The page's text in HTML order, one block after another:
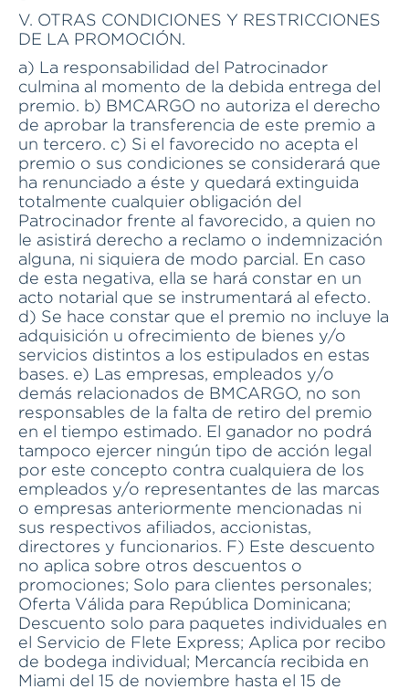
V. OTRAS CONDICIONES Y RESTRICCIONES
DE LA PROMOCIÓN.
a) La responsabilidad del Patrocinador
culmina al momento de la debida entrega del
premio. b) BMCARGO no autoriza el derecho
de aprobar la transferencia de este premio a
un tercero. c) Si el favorecido no acepta el
premio o sus condiciones se considerará que
ha renunciado a éste y quedará extinguida
totalmente cualquier obligación del
Patrocinador frente al favorecido, a quien no
le asistirá derecho a reclamo o indemnización
alguna, ni siquiera de modo parcial. En caso
de esta negativa, ella se hará constar en un
acto notarial que se instrumentará al efecto.
d) Se hace constar que el premio no incluye la
adquisición u ofrecimiento de bienes y/o
servicios distintos a los estipulados en estas
bases. e) Las empresas, empleados y/o
demás relacionados de BMCARGO, no son
responsables de la falta de retiro del premio
en el tiempo estimado. El ganador no podrá
tampoco ejercer ningún tipo de acción legal
por este concepto contra cualquiera de los
empleados y/o representantes de las marcas
o empresas anteriormente mencionadas ni
sus respectivos afiliados, accionistas,
directores y funcionarios. F) Este descuento
no aplica sobre otros descuentos o
promociones; Solo para clientes personales;
Oferta Válida para República Dominicana;
Descuento solo para paquetes individuales en
el Servicio de Flete Express; Aplica por recibo
de bodega individual; Mercancía recibida en
Miami del 15 de noviembre hasta el 15 de